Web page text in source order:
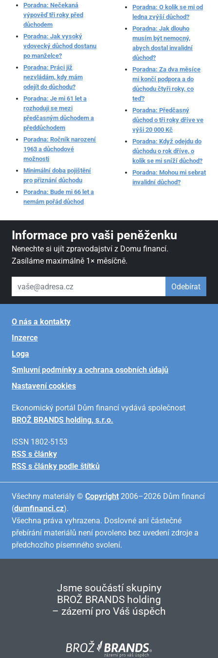
Poradna: Nečekaná
výpověď tři roky před
důchodem
Poradna: Jak vysoký
vdovecký důchod dostanu
po manželce?
Poradna: Práci již
nezvládám, kdy mám
odejít do důchodu?
Poradna: Je mi 61 let a
rozhoduji se mezi
předčasným důchodem a
předdůchodem
Poradna: Ročník narození
1963 a důchodové
možnosti
Minimální doba pojištění
pro přiznání důchodu
Poradna: Bude mi 66 let a
nemám pořád důchod
Poradna: O kolik se mi od
ledna zvýší důchod?
Poradna: Jak dlouho
musím být nemocný,
abych dostal invalidní
důchod?
Poradna: Za dva měsíce
mi končí podpora a do
důchodu čtyři roky, co
teď?
Poradna: Předčasný
důchod o tři roky dříve ve
výši 20 000 Kč
Poradna: Když odejdu do
důchodu o rok dříve, o
kolik se mi sníží důchod?
Poradna: Mohou mi sebrat
invalidní důchod?
Informace pro vaši peněženku
Nenechte si ujít zpravodajství z Domu financí.
Zasíláme maximálně 1× měsíčně.
váš email Odebírat
O nás a kontakty
Inzerce
Loga
Smluvní podmínky a ochrana osobních údajů
Nastavení cookies
Ekonomický portál Dům financí vydává společnost
BROŽ BRANDS holding, s.r.o.
ISSN 1802-5153
RSS s články
RSS s články podle štítků
Všechny materiály © Copyright 2006–2026 Dům financí
(dumfinanci.cz).
Všechna práva vyhrazena. Doslovné ani částečné
přebírání materiálů není povoleno bez uvedení zdroje a
předchozího písemného svolení.
Jsme součástí skupiny
BROŽ BRANDS holding
– zázemí pro Váš úspěch